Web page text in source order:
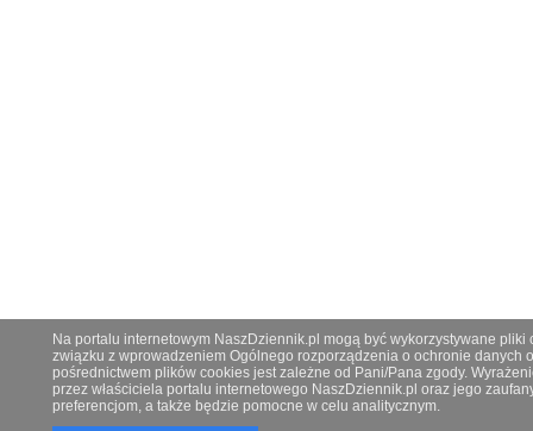
Na portalu internetowym NaszDziennik.pl mogą być wykorzystywane
związku z wprowadzeniem Ogólnego rozporządzenia o ochronie danych
pośrednictwem plików cookies jest zależne od Pani/Pana zgody.
przez właściciela portalu internetowego NaszDziennik.pl oraz jego
preferencjom, a także będzie pomocne w celu analitycznym.